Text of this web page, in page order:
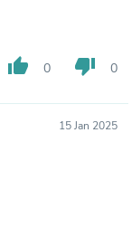
thumb_up 0 thumb_down 0
15 Jan 2025